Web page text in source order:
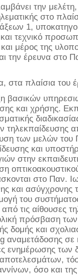
την
στο
1,
τεχνικό
μέρος της
την έρευνα στο
στα πλαίσια του
βασικών
και χρήσης.
τηλεκπαίδευσης
των μελών του
και
στην
στο Παν.
και ασύγχρονης
του
τις αίθουσες
πρόσβαση
δομής και
αναμετάδοσης σε
ενημέρωσης
όσο και